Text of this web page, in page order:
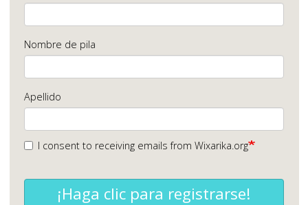
Nombre de pila
Apellido
I consent to receiving emails from Wixarika.org
¡Haga clic para registrarse!